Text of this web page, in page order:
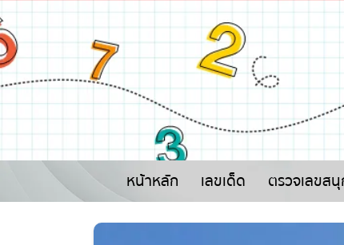
หน้าหลัก เลขเด็ด ตรวจเลขสนุก